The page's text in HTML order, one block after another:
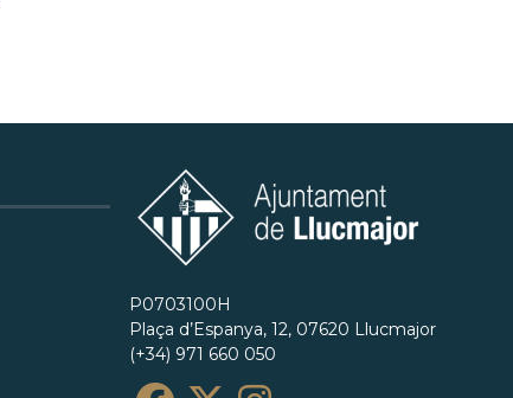
P0703100H
Plaça d’Espanya, 12, 07620 Llucmajor
(+34) 971 660 050